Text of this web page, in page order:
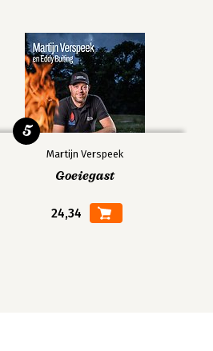
Martijn Verspeek
Goeiegast
24,34
5